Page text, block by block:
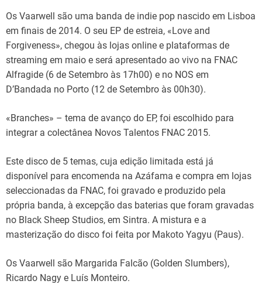
i
m
e
Os Vaarwell são uma banda de indie pop nascido em Lisboa
em finais de 2014. O seu EP de estreia, «Love and
Forgiveness», chegou às lojas online e plataformas de
streaming em maio e será apresentado ao vivo na FNAC
Alfragide (6 de Setembro às 17h00) e no NOS em
D’Bandada no Porto (12 de Setembro às 00h30).
«Branches» – tema de avanço do EP, foi escolhido para
integrar a colectânea Novos Talentos FNAC 2015.
Este disco de 5 temas, cuja edição limitada está já
disponível para encomenda na Azáfama e compra em lojas
seleccionadas da FNAC, foi gravado e produzido pela
própria banda, à excepção das baterias que foram gravadas
no Black Sheep Studios, em Sintra. A mistura e a
masterização do disco foi feita por Makoto Yagyu (Paus).
Os Vaarwell são Margarida Falcão (Golden Slumbers),
Ricardo Nagy e Luís Monteiro.